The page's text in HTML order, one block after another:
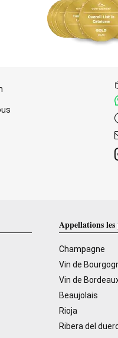
Appellations les
Champagne
Vin de
Vin de
Beaujolais
Rioja
Ribera del